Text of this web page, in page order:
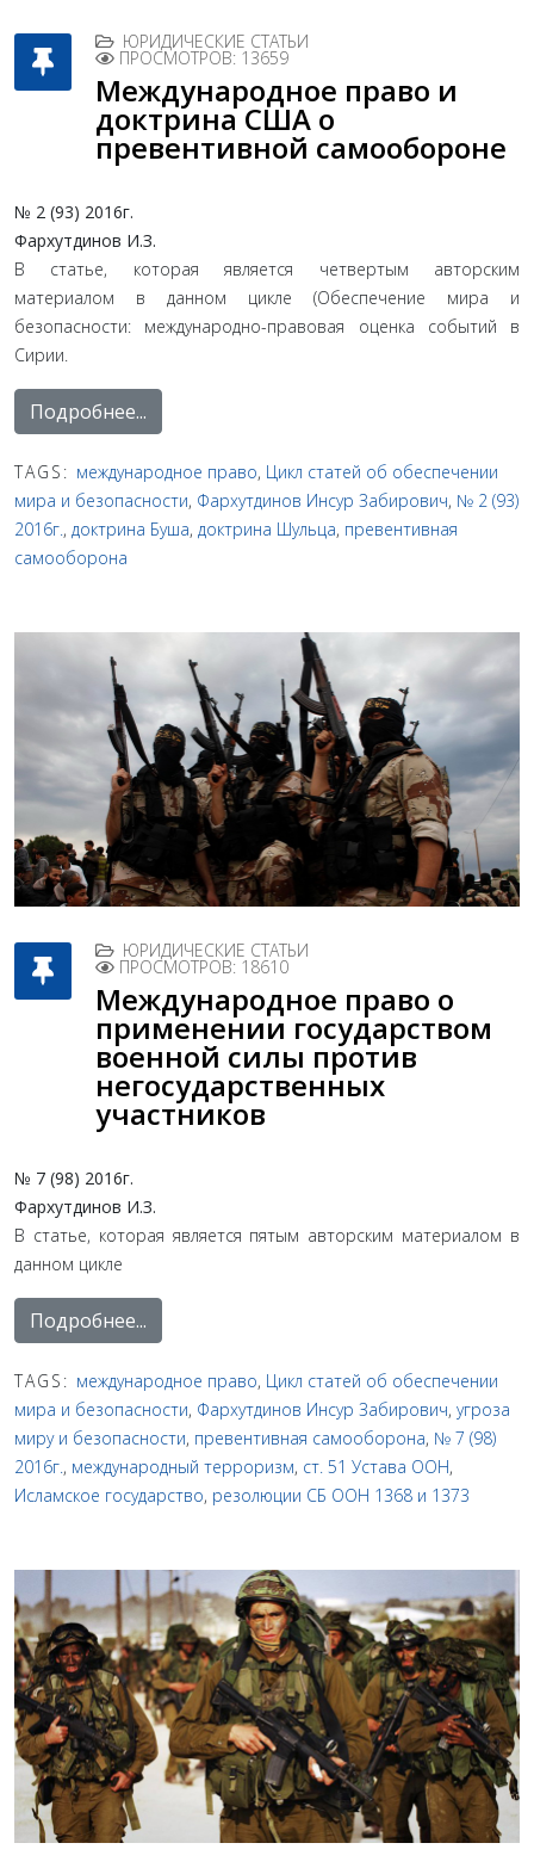
ЮРИДИЧЕСКИЕ СТАТЬИ
ПРОСМОТРОВ: 13659
Международное право и
доктрина США о
превентивной самообороне
№ 2 (93) 2016г.
Фархутдинов И.З.
В статье, которая является четвертым авторским
материалом в данном цикле (Обеспечение мира и
безопасности: международно-правовая оценка событий в
Сирии.
Подробнее...
TAGS: международное право, Цикл статей об обеспечении
мира и безопасности, Фархутдинов Инсур Забирович, № 2 (93)
2016г., доктрина Буша, доктрина Шульца, превентивная
самооборона
ЮРИДИЧЕСКИЕ СТАТЬИ
ПРОСМОТРОВ: 18610
Международное право о
применении государством
военной силы против
негосударственных
участников
№ 7 (98) 2016г.
Фархутдинов И.З.
В статье, которая является пятым авторским материалом в
данном цикле
Подробнее...
TAGS: международное право, Цикл статей об обеспечении
мира и безопасности, Фархутдинов Инсур Забирович, угроза
миру и безопасности, превентивная самооборона, № 7 (98)
2016г. , международный терроризм, ст. 51 Устава ООН,
Исламское государство, резолюции СБ ООН 1368 и 1373